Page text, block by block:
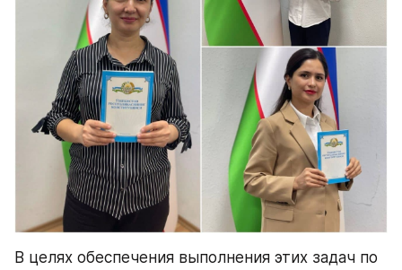
В целях обеспечения выполнения этих задач по